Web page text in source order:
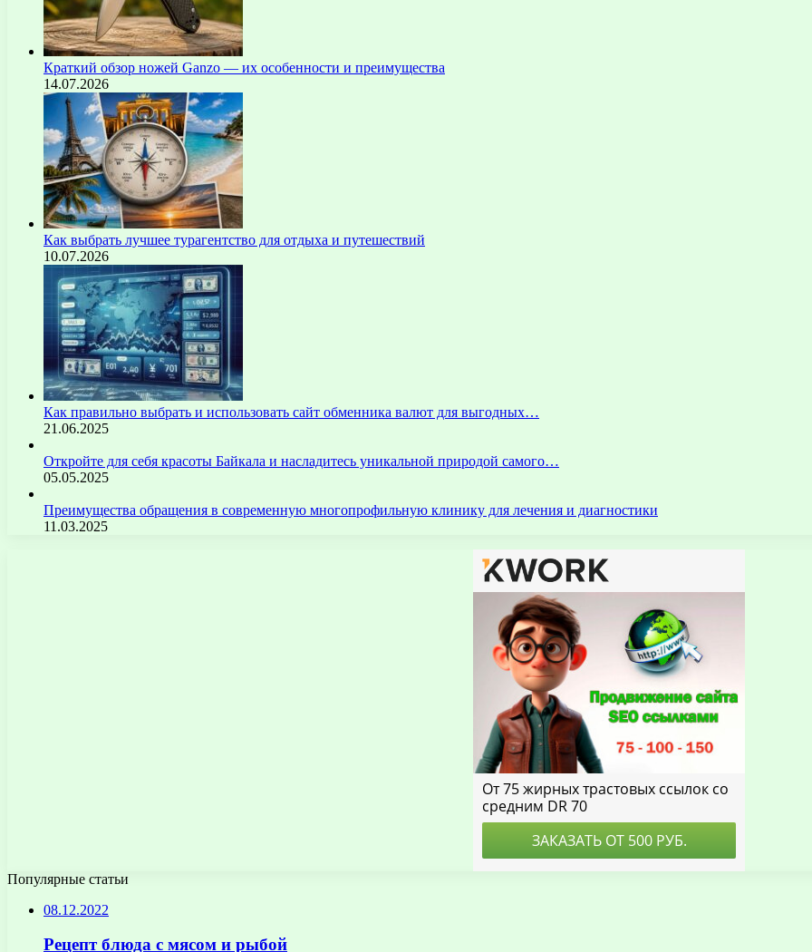
Краткий обзор ножей Ganzo — их особенности и преимущества
14.07.2026
Как выбрать лучшее турагентство для отдыха и путешествий
10.07.2026
Как правильно выбрать и использовать сайт обменника валют для выгодных…
21.06.2025
Откройте для себя красоты Байкала и насладитесь уникальной природой самого…
05.05.2025
Преимущества обращения в современную многопрофильную клинику для лечения и диагностики
11.03.2025
Популярные статьи
08.12.2022
Рецепт блюда с мясом и рыбой